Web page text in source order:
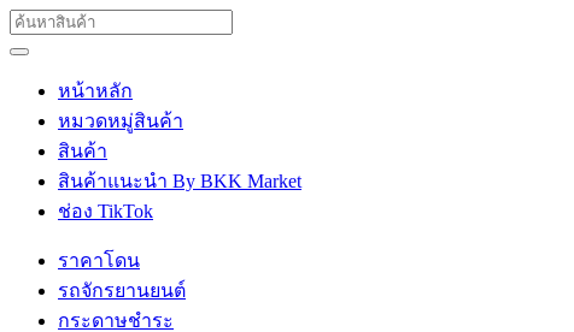
หน้าหลัก
หมวดหมู่สินค้า
สินค้า
สินค้าแนะนำ By BKK Market
ช่อง TikTok
ราคาโดน
รถจักรยานยนต์
กระดาษชำระ